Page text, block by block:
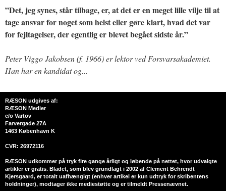
”Det, jeg synes, står tilbage, er, at det er en meget lille vilje til at
tage ansvar for noget som helst eller gøre klart, hvad det var
for fejltagelser, der egentlig er blevet begået sidste år.”
Peter Viggo Jakobsen (f. 1966) er lektor ved Forsvarsakademiet.
Han har en kandidat og...
RÆSON udgives af:
RÆSON Medier
c/o Vartov
Farvergade 27A
1463 København K
CVR: 26972116
RÆSON udkommer på tryk fire gange årligt og løbende på nettet, hvor udvalgte
artikler er gratis. Bladet, som blev grundlagt i 2002 af Clement Behrendt
Kjersgaard, er totalt uafhængigt (enhver artikel er kun udtryk for skribentens
holdninger), modtager ikke mediestøtte og er tilmeldt Pressenævnet.